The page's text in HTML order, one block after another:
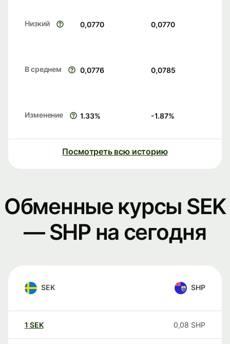
Низкий 0,0770 0,0770
В среднем 0,0776 0,0785
Изменение 1.33% -1.87%
Посмотреть всю историю
Обменные курсы SEK
— SHP на сегодня
SEK SHP
1 SEK 0,08 SHP